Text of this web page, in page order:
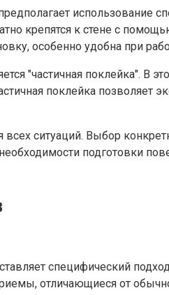
использование
крепятся к стене с
особенно удобна при
"частичная поклейка".
поклейка
ситуаций. Выбор
подготовки
специфический
отличающиеся от